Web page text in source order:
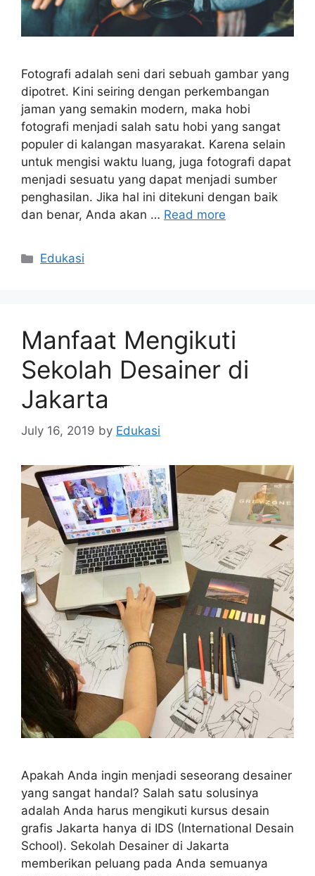
Fotografi adalah seni dari sebuah gambar yang
dipotret. Kini seiring dengan perkembangan
jaman yang semakin modern, maka hobi
fotografi menjadi salah satu hobi yang sangat
populer di kalangan masyarakat. Karena selain
untuk mengisi waktu luang, juga fotografi dapat
menjadi sesuatu yang dapat menjadi sumber
penghasilan. Jika hal ini ditekuni dengan baik
dan benar, Anda akan … Read more
Categories
Edukasi
Manfaat Mengikuti
Sekolah Desainer di
Jakarta
July 16, 2019 by Edukasi
Apakah Anda ingin menjadi seseorang desainer
yang sangat handal? Salah satu solusinya
adalah Anda harus mengikuti kursus desain
grafis Jakarta hanya di IDS (International Desain
School). Sekolah Desainer di Jakarta
memberikan peluang pada Anda semuanya